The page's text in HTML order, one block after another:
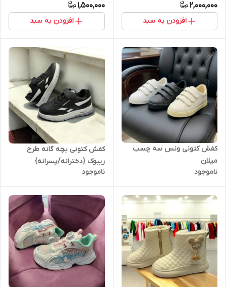
2,000,000
افزودن به سبد
1,500,000
افزودن به سبد
کفش کتونی ونس سه چسب
میلان
ناموجود
کفش کتونی بچه گانه طرح
ریبوک {دخترانه/پسرانه}
ناموجود